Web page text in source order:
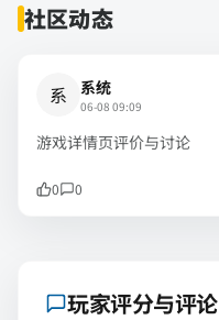
社区动态
系 系统
06-08 09:09
游戏详情页评价与讨论
0 0
玩家评分与评论